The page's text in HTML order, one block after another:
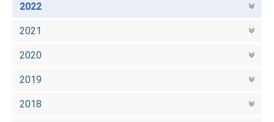
2022
2021
2020
2019
2018